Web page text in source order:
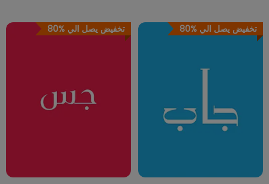
تخفيض يصل الي تخفيض يصل الي